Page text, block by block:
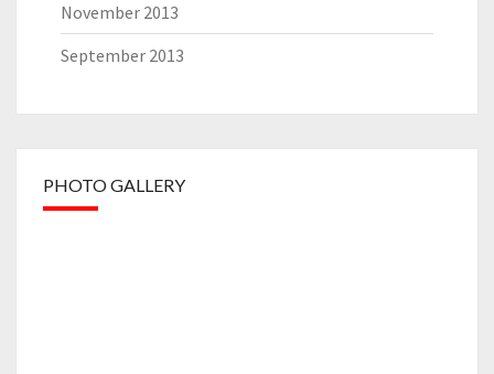
November 2013
September 2013
PHOTO GALLERY